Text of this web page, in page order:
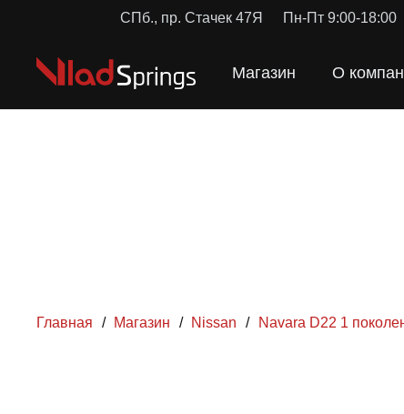
СПб., пр. Стачек 47Я Пн-Пт 9:00-18:00
Магазин О
Главная / Магазин / Nissan / Navara D22 1